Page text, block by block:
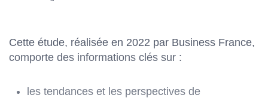
Cette étude, réalisée en 2022 par Business France,
comporte des informations clés sur :
les tendances et les perspectives de